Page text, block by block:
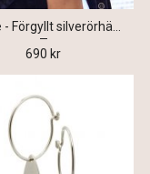
Kabale - Förgyllt silverörhänge
690 kr